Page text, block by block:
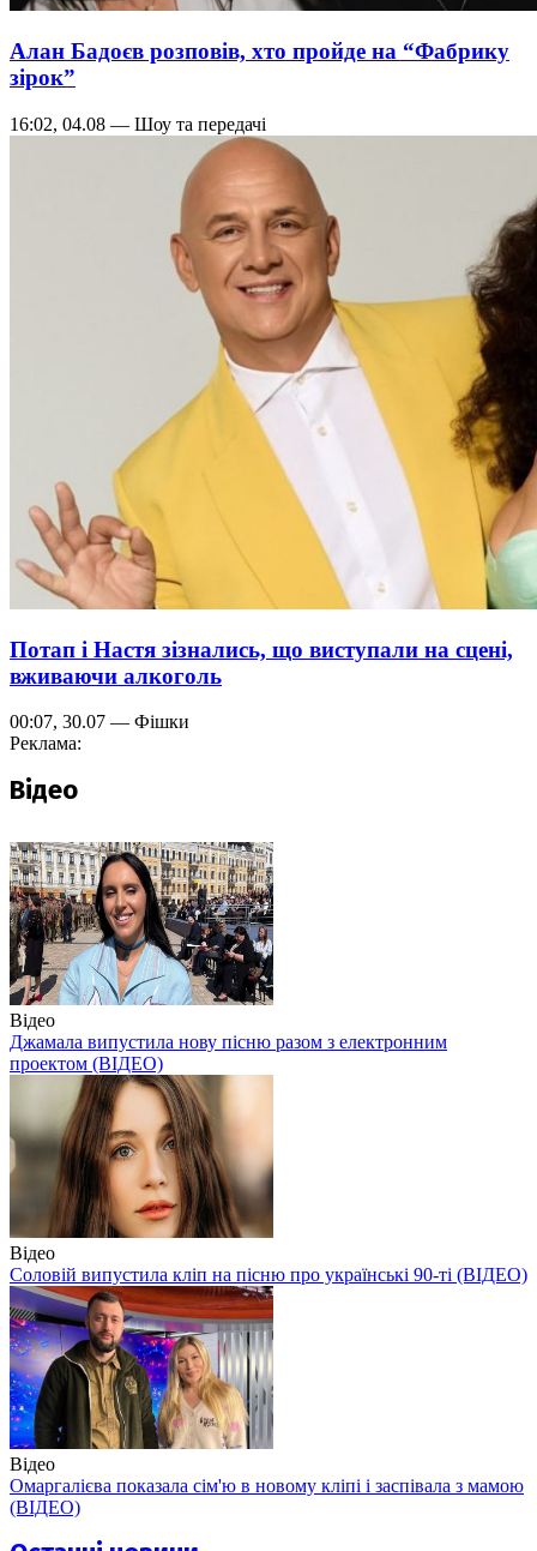
Алан Бадоєв розповів, хто пройде на “Фабрику
зірок”
16:02, 04.08 — Шоу та передачі
Потап і Настя зізнались, що виступали на сцені,
вживаючи алкоголь
00:07, 30.07 — Фішки
Реклама:
Відео
Відео
Джамала випустила нову пісню разом з електронним
проектом (ВІДЕО)
Відео
Соловій випустила кліп на пісню про українські 90-ті (ВІДЕО)
Відео
Омаргалієва показала сім'ю в новому кліпі і заспівала з мамою
(ВІДЕО)